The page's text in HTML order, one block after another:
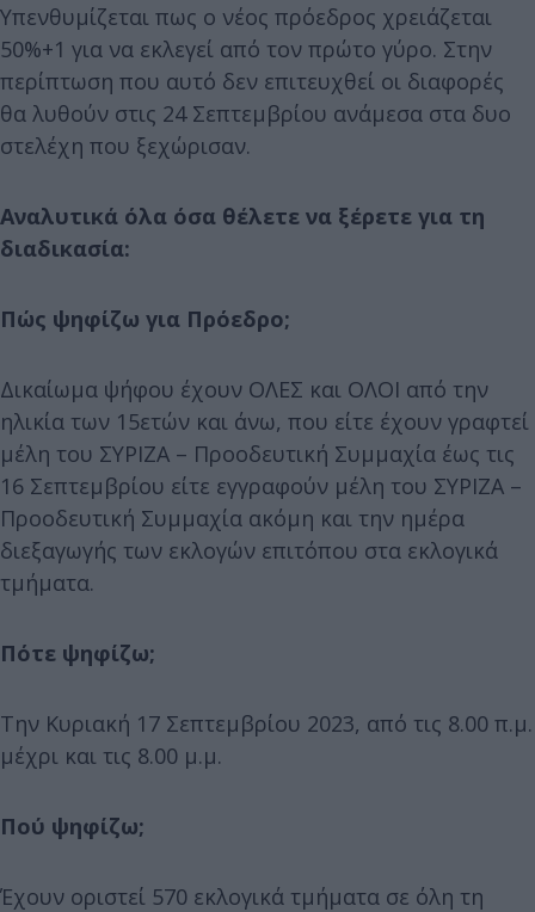
Υπενθυμίζεται πως ο νέος πρόεδρος χρειάζεται
50%+1 για να εκλεγεί από τον πρώτο γύρο. Στην
περίπτωση που αυτό δεν επιτευχθεί οι διαφορές
θα λυθούν στις 24 Σεπτεμβρίου ανάμεσα στα δυο
στελέχη που ξεχώρισαν.
Αναλυτικά όλα όσα θέλετε να ξέρετε για τη
διαδικασία:
Πώς ψηφίζω για Πρόεδρο;
Δικαίωμα ψήφου έχουν ΟΛΕΣ και ΟΛΟΙ από την
ηλικία των 15ετών και άνω, που είτε έχουν γραφτεί
μέλη του ΣΥΡΙΖΑ – Προοδευτική Συμμαχία έως τις
16 Σεπτεμβρίου είτε εγγραφούν μέλη του ΣΥΡΙΖΑ –
Προοδευτική Συμμαχία ακόμη και την ημέρα
διεξαγωγής των εκλογών επιτόπου στα εκλογικά
τμήματα.
Πότε ψηφίζω;
Την Κυριακή 17 Σεπτεμβρίου 2023, από τις 8.00 π.μ.
μέχρι και τις 8.00 μ.μ.
Πού ψηφίζω;
Έχουν οριστεί 570 εκλογικά τμήματα σε όλη τη